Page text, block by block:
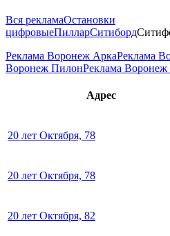
Вся рекламаОстановки
цифровыеПилларСитиборд
Реклама Воронеж АркаРеклама
Воронеж ПилонРеклама Воронеж
Адрес
20 лет Октября, 78
20 лет Октября, 78
20 лет Октября, 82